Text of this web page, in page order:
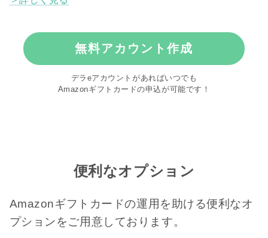
無料アカウント作成
デラeアカウントがあればいつでも
Amazonギフトカードの申込が可能です！
便利なオプション
Amazonギフトカードの運用を助ける便利なオ
プションをご用意しております。